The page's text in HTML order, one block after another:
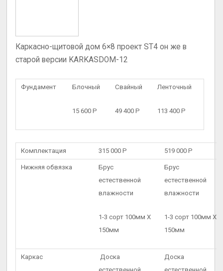
Каркасно-щитовой дом 6×8 проект ST4 он же в
старой версии KARKASDOM-12
Фундамент Блочный
15 600 Р
Свайный
49 400 Р
Ленточный
113 400 Р
Комплектация 315 000 Р 519 000 Р
Нижняя обвязка
Брус
естественной
влажности
1-3 сорт 100мм X
150мм
Брус
естественной
влажности
1-3 сорт 100мм X
150мм
Каркас
Доска
Доска